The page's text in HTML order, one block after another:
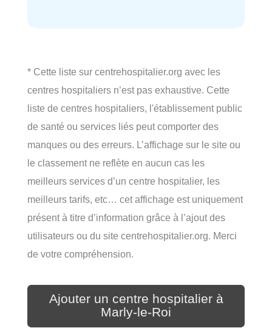
* Cette liste sur centrehospitalier.org avec les
centres hospitaliers n’est pas exhaustive. Cette
liste de centres hospitaliers, l'établissement public
de santé ou services liés peut comporter des
manques ou des erreurs. L’affichage sur le site ou
le classement ne reflète en aucun cas les
meilleurs services d’un centre hospitalier, les
meilleurs tarifs, etc… cet affichage est uniquement
présent à titre d’information grâce à l’ajout des
utilisateurs ou du site centrehospitalier.org. Merci
de votre compréhension.
Ajouter un centre hospitalier à
Marly-le-Roi